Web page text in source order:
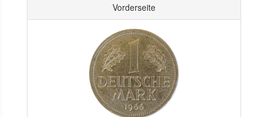
Vorderseite